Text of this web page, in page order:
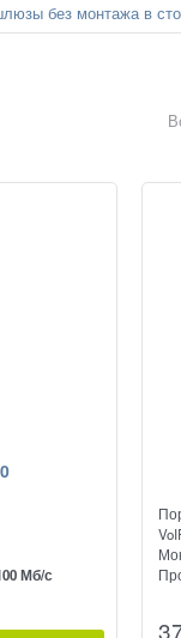
без монтажа в
Мб/с